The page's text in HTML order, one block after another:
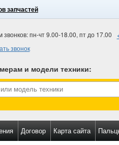
запчастей
звонков: пн-чт 9.00-18.00, пт до 17.00
звонок
и модели техники:
Договор Карта сайта